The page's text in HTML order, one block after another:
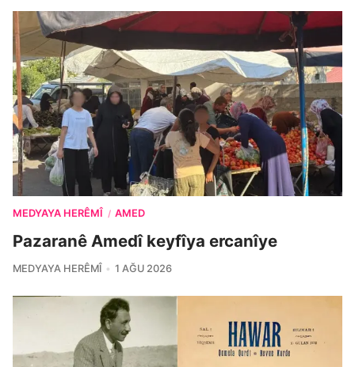
MEDYAYA HERÊMÎ / AMED
Pazaranê Amedî keyfîya ercanîye
MEDYAYA HERÊMÎ 1 AĞU 2026